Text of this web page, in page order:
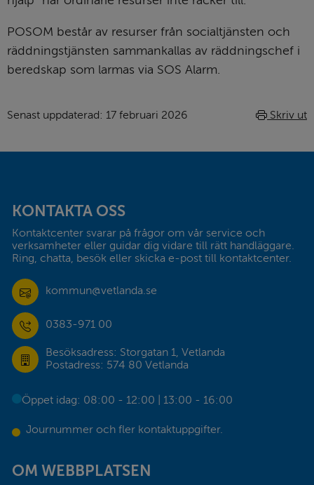
POSOM består av resurser från socialtjänsten och
räddningstjänsten sammankallas av räddningschef i
beredskap som larmas via SOS Alarm.
Senast uppdaterad: 17 februari 2026 Skriv ut
KONTAKTA OSS
Kontaktcenter svarar på frågor om vår service och
verksamheter eller guidar dig vidare till rätt handläggare.
Ring, chatta, besök eller skicka e-post till kontaktcenter.
kommun@vetlanda.se
0383-971 00
Besöksadress: Storgatan 1, Vetlanda
Postadress: 574 80 Vetlanda
Öppet idag: 08:00 - 12:00 | 13:00 - 16:00
Journummer och fler kontaktuppgifter.
OM WEBBPLATSEN